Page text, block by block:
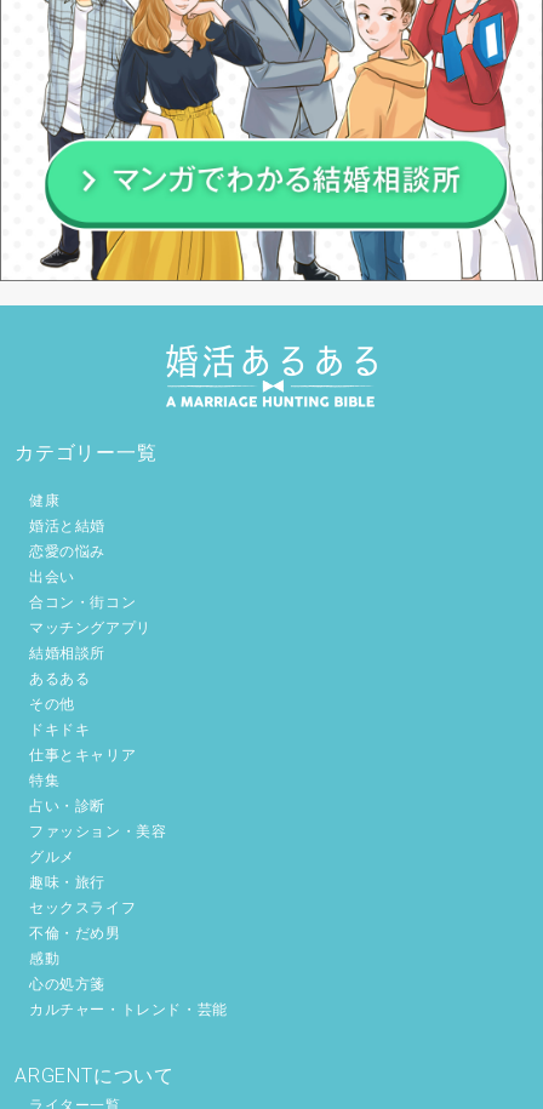
カテゴリー一覧
健康
婚活と結婚
恋愛の悩み
出会い
合コン・街コン
マッチングアプリ
結婚相談所
あるある
その他
ドキドキ
仕事とキャリア
特集
占い・診断
ファッション・美容
グルメ
趣味・旅行
セックスライフ
不倫・だめ男
感動
心の処方箋
カルチャー・トレンド・芸能
ARGENTについて
ライター一覧